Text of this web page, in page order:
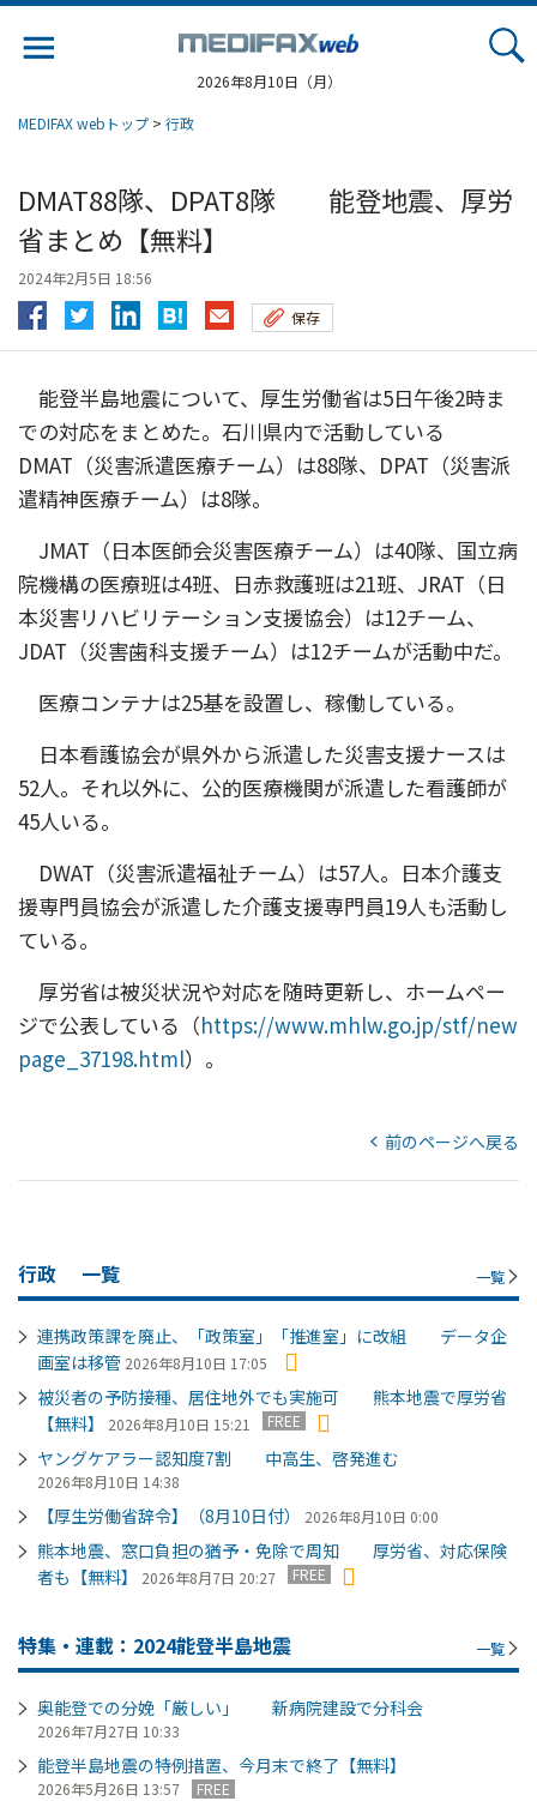
2026年8月10日（月）
MEDIFAX webトップ > 行政
DMAT88隊、DPAT8隊 能登地震、厚労
省まとめ【無料】
2024年2月5日 18:56
保存
能登半島地震について、厚生労働省は5日午後2時ま
での対応をまとめた。石川県内で活動している
DMAT（災害派遣医療チーム）は88隊、DPAT（災害派
遣精神医療チーム）は8隊。
JMAT（日本医師会災害医療チーム）は40隊、国立病
院機構の医療班は4班、日赤救護班は21班、JRAT（日
本災害リハビリテーション支援協会）は12チーム、
JDAT（災害歯科支援チーム）は12チームが活動中だ。
医療コンテナは25基を設置し、稼働している。
日本看護協会が県外から派遣した災害支援ナースは
52人。それ以外に、公的医療機関が派遣した看護師が
45人いる。
DWAT（災害派遣福祉チーム）は57人。日本介護支
援専門員協会が派遣した介護支援専門員19人も活動し
ている。
厚労省は被災状況や対応を随時更新し、ホームペー
ジで公表している（https://www.mhlw.go.jp/stf/new
page_37198.html）。
前のページへ戻る
行政 一覧 一覧
連携政策課を廃止、「政策室」「推進室」に改組 データ企
画室は移管 2026年8月10日 17:05
被災者の予防接種、居住地外でも実施可 熊本地震で厚労省
【無料】
2026年8月10日 15:21 FREE
ヤングケアラー認知度7割 中高生、啓発進む
2026年8月10日 14:38
【厚生労働省辞令】（8月10日付） 2026年8月10日 0:00
熊本地震、窓口負担の猶予・免除で周知 厚労省、対応保険
者も【無料】
2026年8月7日 20:27 FREE
特集・連載：2024能登半島地震 一覧
奥能登での分娩「厳しい」 新病院建設で分科会
2026年7月27日 10:33
能登半島地震の特例措置、今月末で終了【無料】
2026年5月26日 13:57 FREE